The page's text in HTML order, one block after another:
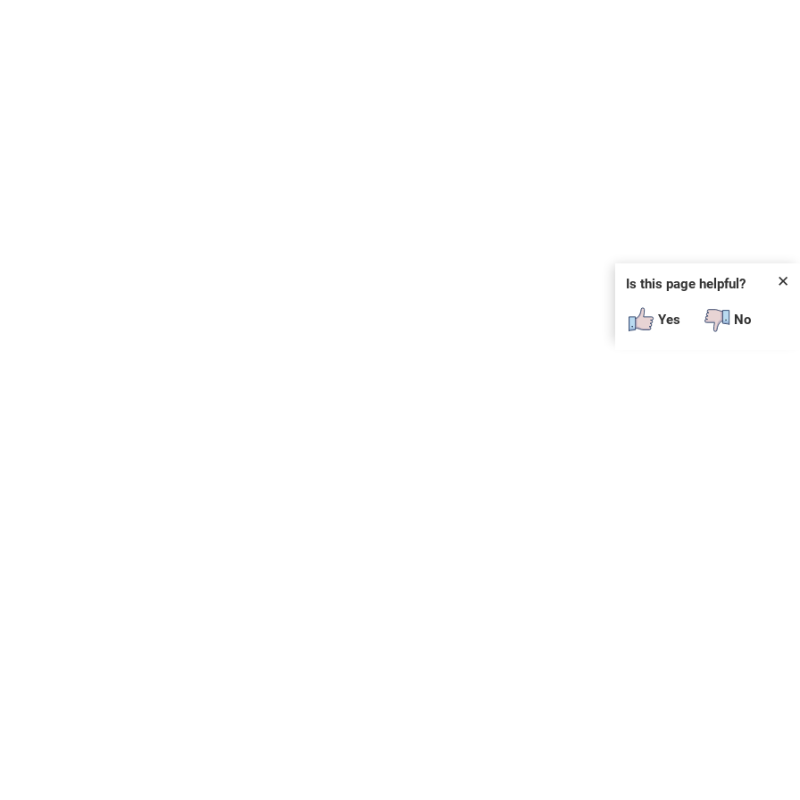
✕
Is this page helpful?
Yes No